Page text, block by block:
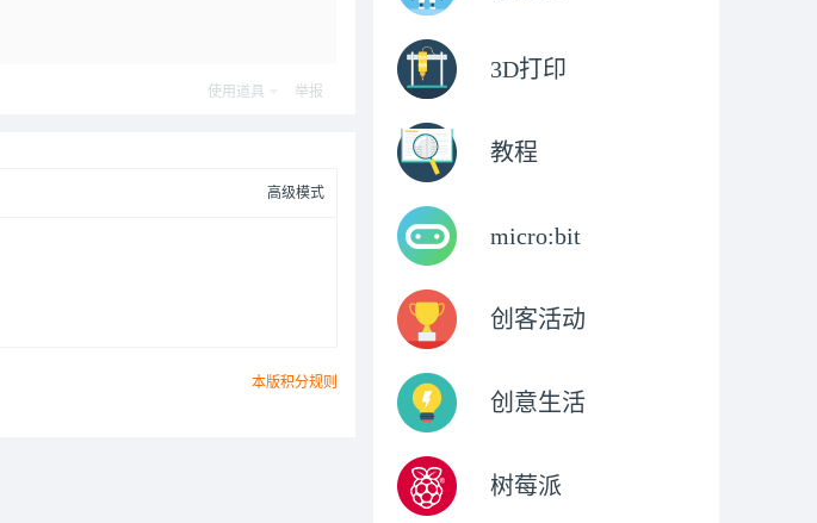
使用道具 举报
高级模式
本版积分规则
3D打印
教程
micro:bit
创客活动
创意生活
树莓派